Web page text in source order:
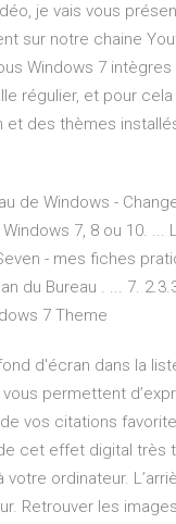
je vais vous
sur notre chaine
Windows 7
régulier, et pour
et des thèmes
de Windows -
7, 8 ou 10.
- mes fiches
du Bureau . ... 7.
7 Theme
d'écran dans la
vous permettent
vos citations
cet effet digital très
votre ordinateur.
Retrouver les